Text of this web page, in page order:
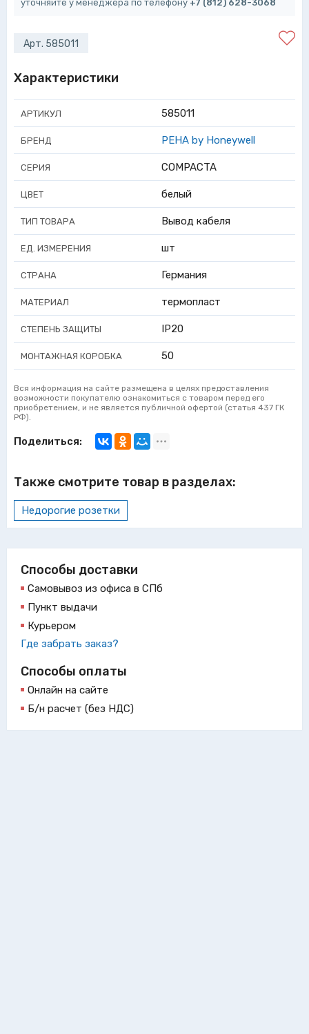
уточняйте у менеджера по телефону +7 (812) 628-3068
Арт. 585011
Характеристики
АРТИКУЛ 585011
БРЕНД PEHA by Honeywell
СЕРИЯ COMPACTA
ЦВЕТ белый
ТИП ТОВАРА Вывод кабеля
ЕД. ИЗМЕРЕНИЯ шт
СТРАНА Германия
МАТЕРИАЛ термопласт
СТЕПЕНЬ ЗАЩИТЫ IP20
МОНТАЖНАЯ КОРОБКА 50
Вся информация на сайте размещена в целях предоставления
возможности покупателю ознакомиться с товаром перед его
приобретением, и не является публичной офертой (статья 437 ГК
РФ).
Поделиться:
Также смотрите товар в разделах:
Недорогие розетки
Способы доставки
Самовывоз из офиса в СПб
Пункт выдачи
Курьером
Где забрать заказ?
Способы оплаты
Онлайн на сайте
Б/н расчет (без НДС)